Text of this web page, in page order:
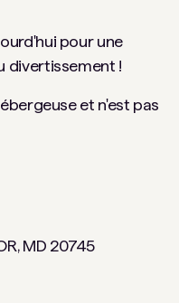
pour une
divertissement !
et n'est pas
MD 20745